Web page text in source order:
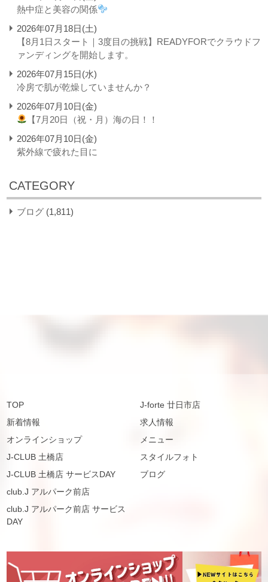
熱中症と美容の関係
2026年07月18日(土)
【8月1日スタート｜3度目の挑戦】READYFORでクラウドフ
ァンディングを開始します。
2026年07月15日(水)
冷房で肌が乾燥していませんか？
2026年07月10日(金)
【7月20日（祝・月）海の日！！
2026年07月10日(金)
紫外線で疲れた目に
CATEGORY
ブログ (1,811)
TOP
新着情報
オンラインショップ
J-CLUB 土橋店
J-CLUB 土橋店 サービスDAY
club.J アルパーク前店
club.J アルパーク前店 サービス
DAY
J-forte 廿日市店
求人情報
メニュー
スタイルフォト
ブログ